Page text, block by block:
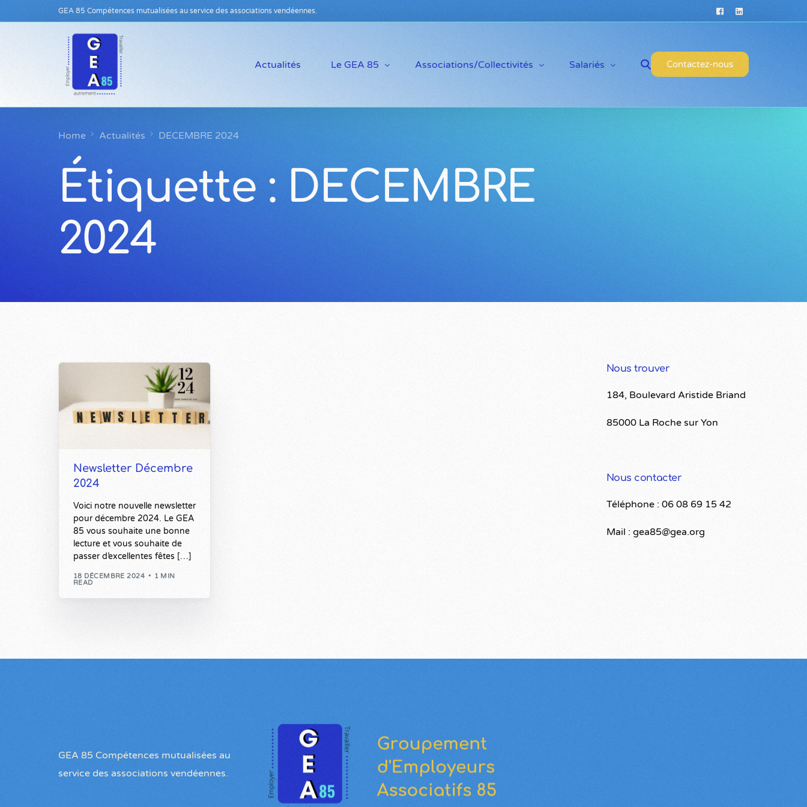
GEA 85 Compétences mutualisées au service des associations vendéennes.
Actualités Le GEA 85
Notre équipe
Associations/Collectivités
Compétences disponibles
Témoignages d’adhérents
Salariés Contactez-nous
Home Actualités DECEMBRE 2024
Étiquette : DECEMBRE
2024
Newsletter Décembre
2024
Voici notre nouvelle newsletter
pour décembre 2024. Le GEA
85 vous souhaite une bonne
lecture et vous souhaite de
passer d’excellentes fêtes […]
18 DÉCEMBRE 2024
1 MIN
READ
Nous trouver
184, Boulevard Aristide Briand
85000 La Roche sur Yon
Nous contacter
Téléphone : 06 08 69 15 42
Mail : gea85@gea.org
GEA 85 Compétences mutualisées au
service des associations vendéennes.